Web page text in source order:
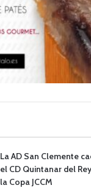
La AD San Clemente
el CD Quintanar del
la Copa JCCM